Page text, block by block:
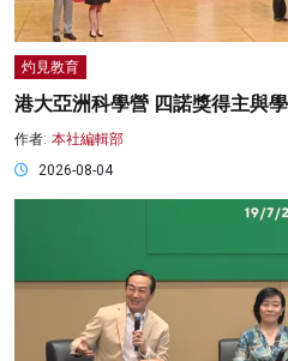
灼見教育
港大亞洲科學營 四諾獎得主與
作者: 本社編輯部
2026-08-04